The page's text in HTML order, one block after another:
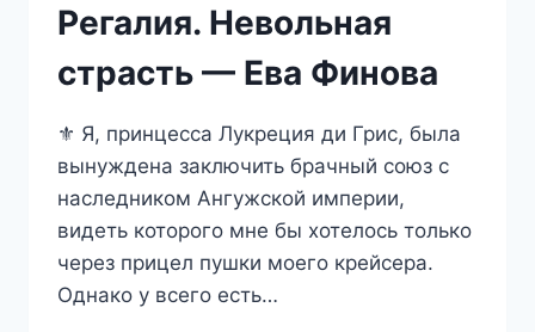
Регалия. Невольная
страсть — Ева Финова
⚜️ Я, принцесса Лукреция ди Грис, была
вынуждена заключить брачный союз с
наследником Ангужской империи,
видеть которого мне бы хотелось только
через прицел пушки моего крейсера.
Однако у всего есть…